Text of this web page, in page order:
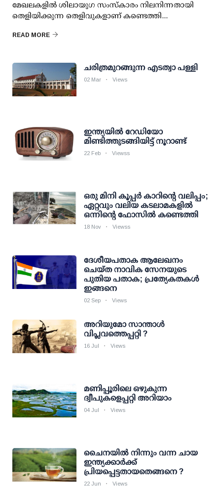
മേഖലകളില്‍ ശിലായുഗ സംസ്‌കാരം നിലനിന്നതായി
തെളിയിക്കുന്ന തെളിവുകളാണ് കണ്ടെത്തി...
READ MORE
ചരിത്രമുറങ്ങുന്ന എടത്വാ പള്ളി
02 Mar Views
ഇന്ത്യയില്‍ റേഡിയോ
മിണ്ടിത്തുടങ്ങിയിട്ട് നൂറാണ്ട്
22 Feb Viewss
ഒരു മിനി കൂപ്പര്‍ കാറിന്റെ വലിപ്പം;
ഏറ്റവും വലിയ കടലാമകളില്‍
ഒന്നിന്റെ ഫോസില്‍ കണ്ടെത്തി
18 Nov Viewss
ദേശീയപതാക ആലേഖനം
ചെയ്ത നാവിക സേനയുടെ
പുതിയ പതാക; പ്രത്യേകതകള്‍
ഇങ്ങനെ
02 Sep Views
അറിയുമോ സാന്താള്‍
വിപ്ലവത്തെപ്പറ്റി ?
16 Jul Views
മണിപ്പൂരിലെ ഒഴുകുന്ന
ദ്വീപുകളെപ്പറ്റി അറിയാം
04 Jul Views
ചൈനയില്‍ നിന്നും വന്ന ചായ
ഇന്ത്യക്കാര്‍ക്ക്
പ്രിയപ്പെട്ടതായതെങ്ങനെ ?
22 Jun Views